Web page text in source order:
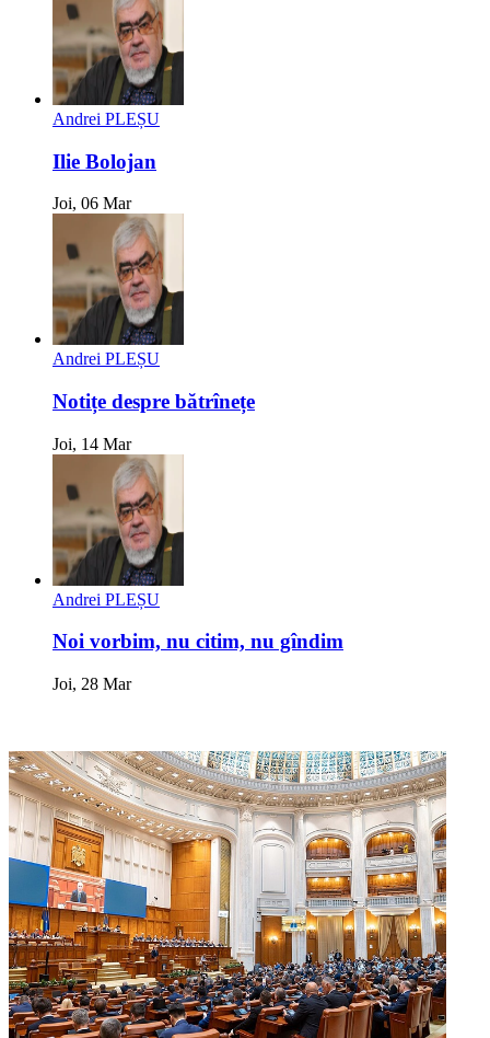
Andrei PLEȘU
Ilie Bolojan
Joi, 06 Mar
Andrei PLEȘU
Notițe despre bătrînețe
Joi, 14 Mar
Andrei PLEȘU
Noi vorbim, nu citim, nu gîndim
Joi, 28 Mar